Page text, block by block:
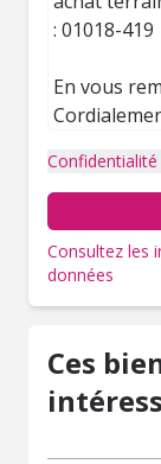
Consultez les
données
Ces